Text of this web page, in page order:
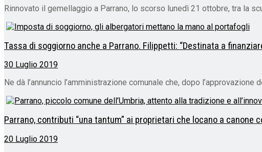
Rinnovato il gemellaggio a Parrano, lo scorso lunedì 21 ottobre, tra la
Tassa di soggiorno anche a Parrano. Filippetti: “Destinata a
30 Luglio 2019
Ne dà l’annuncio l’amministrazione comunale che, dopo
Parrano, contributi “una tantum” ai proprietari che locano a canone
20 Luglio 2019